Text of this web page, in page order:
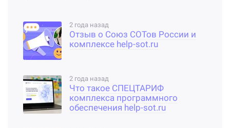
2 года назад
Отзыв о Союз СОТов России и
комплексе help-sot.ru
2 года назад
Что такое СПЕЦТАРИФ
комплекса программного
обеспечения help-sot.ru